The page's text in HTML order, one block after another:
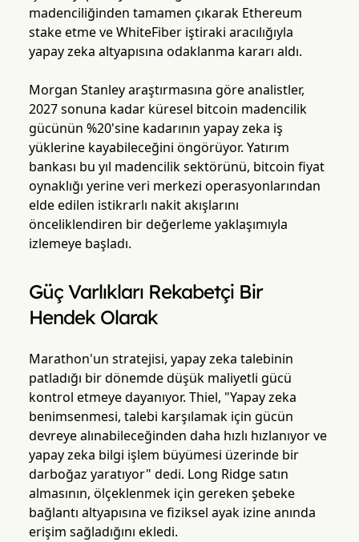
madenciliğinden tamamen çıkarak Ethereum
stake etme ve WhiteFiber iştiraki aracılığıyla
yapay zeka altyapısına odaklanma kararı aldı.
Morgan Stanley araştırmasına göre analistler,
2027 sonuna kadar küresel bitcoin madencilik
gücünün %20'sine kadarının yapay zeka iş
yüklerine kayabileceğini öngörüyor. Yatırım
bankası bu yıl madencilik sektörünü, bitcoin fiyat
oynaklığı yerine veri merkezi operasyonlarından
elde edilen istikrarlı nakit akışlarını
önceliklendiren bir değerleme yaklaşımıyla
izlemeye başladı.
Güç Varlıkları Rekabetçi Bir
Hendek Olarak
Marathon'un stratejisi, yapay zeka talebinin
patladığı bir dönemde düşük maliyetli gücü
kontrol etmeye dayanıyor. Thiel, "Yapay zeka
benimsenmesi, talebi karşılamak için gücün
devreye alınabileceğinden daha hızlı hızlanıyor ve
yapay zeka bilgi işlem büyümesi üzerinde bir
darboğaz yaratıyor" dedi. Long Ridge satın
almasının, ölçeklenmek için gereken şebeke
bağlantı altyapısına ve fiziksel ayak izine anında
erişim sağladığını ekledi.